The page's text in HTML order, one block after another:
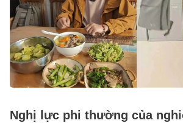
Nghị lực phi thường của